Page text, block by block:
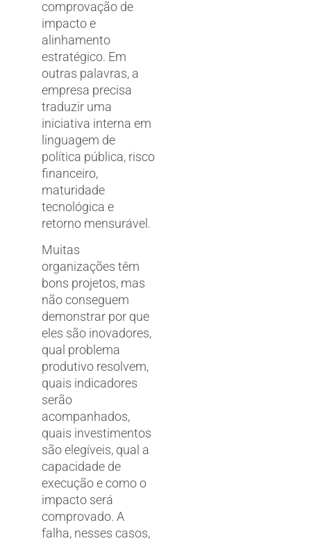
comprovação de
impacto e
alinhamento
estratégico. Em
outras palavras, a
empresa precisa
traduzir uma
iniciativa interna em
linguagem de
política pública, risco
financeiro,
maturidade
tecnológica e
retorno mensurável.
Muitas
organizações têm
bons projetos, mas
não conseguem
demonstrar por que
eles são inovadores,
qual problema
produtivo resolvem,
quais indicadores
serão
acompanhados,
quais investimentos
são elegíveis, qual a
capacidade de
execução e como o
impacto será
comprovado. A
falha, nesses casos,